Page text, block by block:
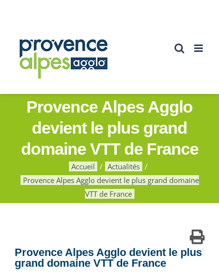
Provence Alpes Agglo
devient le plus grand
domaine VTT de France
Accueil
Actualités
Provence Alpes Agglo devient le plus grand domaine
VTT de France
Provence Alpes Agglo devient le plus
grand domaine VTT de France